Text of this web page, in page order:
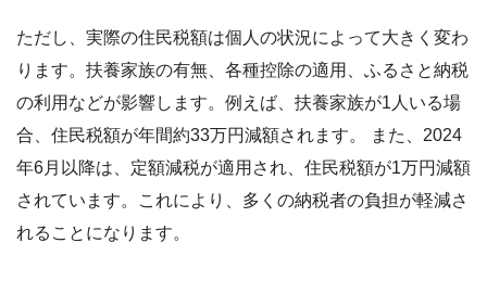
ただし、実際の住民税額は個人の状況によって大きく変わ
ります。扶養家族の有無、各種控除の適用、ふるさと納税
の利用などが影響します。例えば、扶養家族が1人いる場
合、住民税額が年間約33万円減額されます。 また、2024
年6月以降は、定額減税が適用され、住民税額が1万円減額
されています。これにより、多くの納税者の負担が軽減さ
れることになります。